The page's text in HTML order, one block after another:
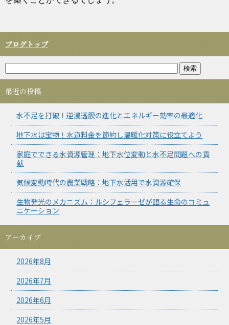
ブログトップ
最近の投稿
水不足を打破！逆浸透膜の進化とエネルギー効率の最適化
地下水は宝物！水道料金を節約し温暖化対策に役立てよう
家庭でできる水資源管理：地下水位変動と水不足問題への貢
献
気候変動時代の農業戦略：地下水活用で水資源確保
生物発光のメカニズム：ルシフェラーゼが語る生命のコミュ
ニケーション
アーカイブ
2026年8月
2026年7月
2026年6月
2026年5月